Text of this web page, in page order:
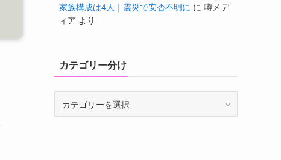
家族構成は4人｜震災で安否不明に に 噂メデ
ィア より
カテゴリー分け